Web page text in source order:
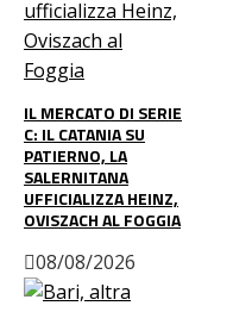
IL MERCATO DI SERIE
C: IL CATANIA SU
PATIERNO, LA
SALERNITANA
UFFICIALIZZA HEINZ,
OVISZACH AL FOGGIA
08/08/2026